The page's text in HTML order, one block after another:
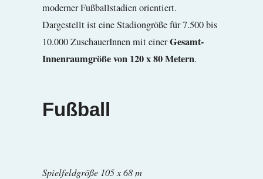
moderner Fußballstadien orientiert.
Dargestellt ist eine Stadiongröße für 7.500 bis
10.000 ZuschauerInnen mit einerGesamt-
Innenraumgröße von 120 x 80 Metern.
Fußball
Spielfeldgröße 105 x 68 m